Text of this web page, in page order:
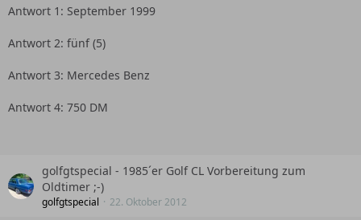
Antwort 1: September 1999
Antwort 2: fünf (5)
Antwort 3: Mercedes Benz
Antwort 4: 750 DM
golfgtspecial - 1985´er Golf CL Vorbereitung zum
Oldtimer ;-)
golfgtspecial 22. Oktober 2012